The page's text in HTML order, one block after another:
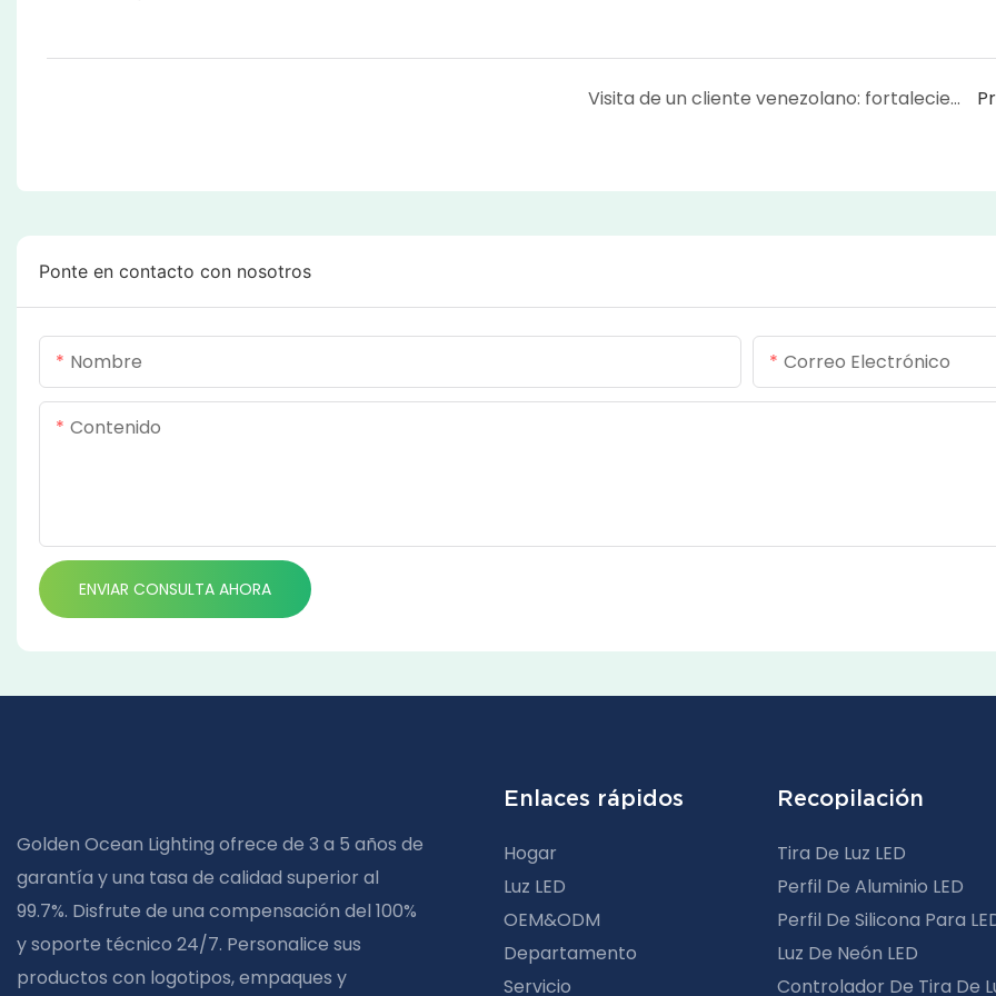
Visita de un cliente venezolano: fortaleciendo una asociación de 5 años
Ponte en contacto con nosotros
Nombre Correo Electrónico
Contenido
ENVIAR CONSULTA AHORA
Golden Ocean Lighting ofrece de 3 a 5 años de
garantía y una tasa de calidad superior al
99.7%. Disfrute de una compensación del 100%
y soporte técnico 24/7. Personalice sus
productos con logotipos, empaques y
Enlaces rápidos
Hogar
Luz LED
OEM&ODM
Departamento
Servicio
Recopilación
Tira De Luz LED
Perfil De Aluminio LED
Perfil De Silicona Para
Luz De Neón LED
Controlador De Tira De